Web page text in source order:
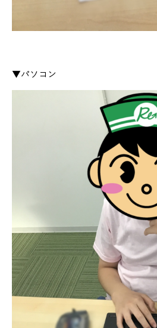
▼パソコン